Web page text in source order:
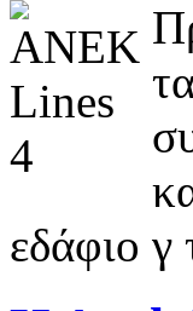
εδάφιο